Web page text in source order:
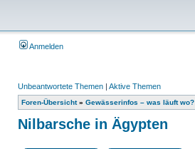
Anmelden
Unbeantwortete Themen | Aktive Themen
Foren-Übersicht» Gewässerinfos – was läuft wo?
Nilbarsche in Ägypten